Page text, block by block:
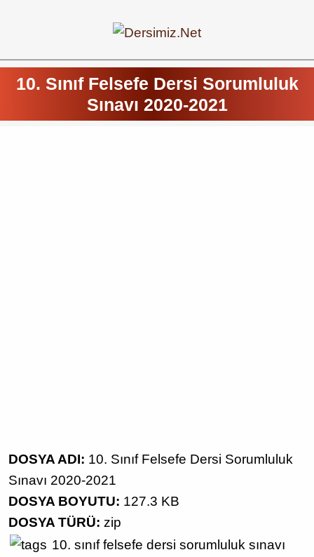
10. Sınıf Felsefe Dersi Sorumluluk
Sınavı 2020-2021
DOSYA ADI: 10. Sınıf Felsefe Dersi Sorumluluk
Sınavı 2020-2021
DOSYA BOYUTU: 127.3 KB
DOSYA TÜRÜ: zip
10. sınıf felsefe dersi sorumluluk sınavı